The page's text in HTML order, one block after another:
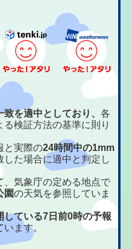
致を適中としており、各
検証方法の基準に則り
と実際の24時間中の1mm
した場合に適中と判定し
気象庁の定める地点で
園の天気を参照していま
している7日前0時の予報
ます。